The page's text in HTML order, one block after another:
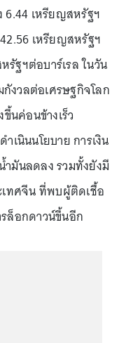
6.44 เหรียญสหรัฐฯ
เหรียญสหรัฐฯ
รัฐฯต่อบาร์เรล ในวัน
งวลต่อเศรษฐกิจโลก
นค่อนข้างเร็ว
เนินนโยบาย การเงิน
มันลดลง รวมทั้งยังมี
เทศจีน ที่พบผู้ติดเชื้อ
ล็อกดาวน์ขึ้นอีก